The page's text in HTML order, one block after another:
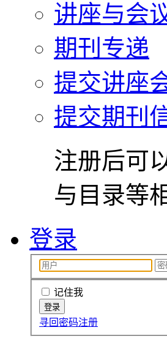
讲座与会
期刊专递
提交讲座
提交期刊
注册后可
与目录等
登录
记住我
寻回密码注册